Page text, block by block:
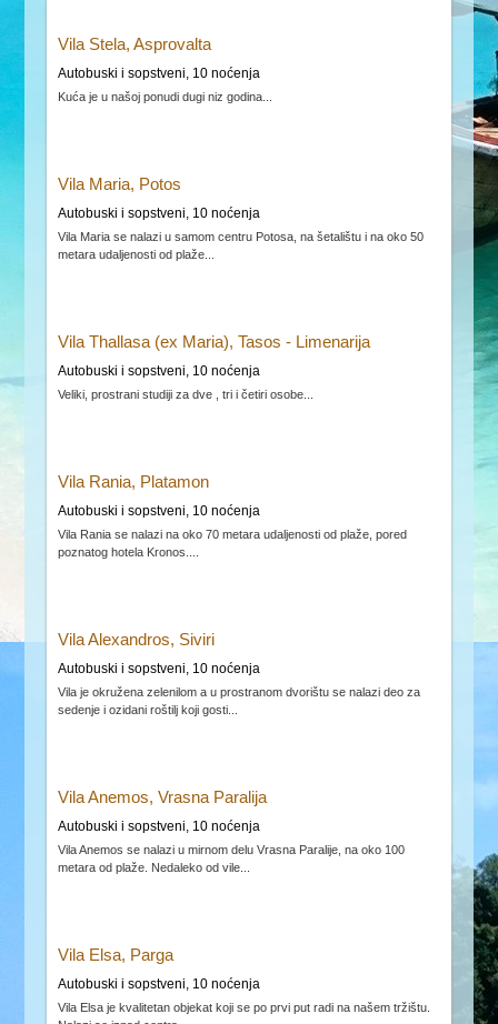
Vila Stela, Asprovalta
Autobuski i sopstveni, 10 noćenja
Kuća je u našoj ponudi dugi niz godina...
Vila Maria, Potos
Autobuski i sopstveni, 10 noćenja
Vila Maria se nalazi u samom centru Potosa, na šetalištu i na oko 50
metara udaljenosti od plaže...
Vila Thallasa (ex Maria), Tasos - Limenarija
Autobuski i sopstveni, 10 noćenja
Veliki, prostrani studiji za dve , tri i četiri osobe...
Vila Rania, Platamon
Autobuski i sopstveni, 10 noćenja
Vila Rania se nalazi na oko 70 metara udaljenosti od plaže, pored
poznatog hotela Kronos....
Vila Alexandros, Siviri
Autobuski i sopstveni, 10 noćenja
Vila je okružena zelenilom a u prostranom dvorištu se nalazi deo za
sedenje i ozidani roštilj koji gosti...
Vila Anemos, Vrasna Paralija
Autobuski i sopstveni, 10 noćenja
Vila Anemos se nalazi u mirnom delu Vrasna Paralije, na oko 100
metara od plaže. Nedaleko od vile...
Vila Elsa, Parga
Autobuski i sopstveni, 10 noćenja
Vila Elsa je kvalitetan objekat koji se po prvi put radi na našem tržištu.